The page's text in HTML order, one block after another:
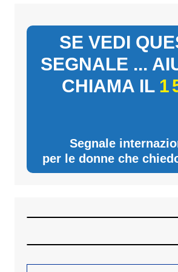
SE VEDI
SEGNALE ...
CHIAMA IL
Segnale
per le donne che